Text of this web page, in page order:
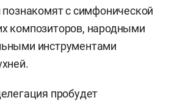
познакомят с симфонической
композиторов, народными
инструментами
пробудет